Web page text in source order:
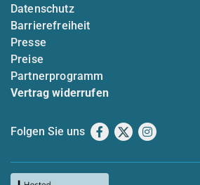
Datenschutz
Barrierefreiheit
Presse
Preise
Partnerprogramm
Vertrag widerrufen
Folgen Sie uns Facebook
X Instagram